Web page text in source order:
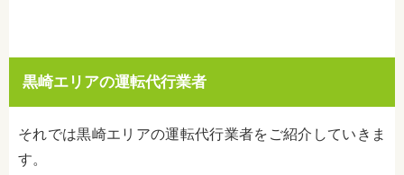
黒崎エリアの運転代行業者
それでは黒崎エリアの運転代行業者をご紹介していきま
す。